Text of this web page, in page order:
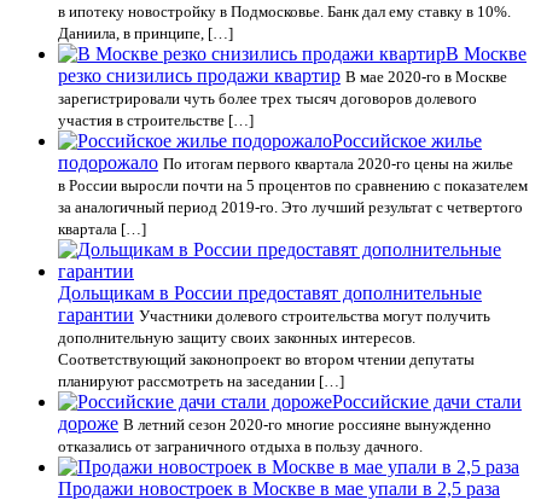
в ипотеку новостройку в Подмосковье. Банк дал ему ставку в 10%.
Даниила, в принципе, […]
В Москве
резко снизились продажи квартир В мае 2020-го в Москве
зарегистрировали чуть более трех тысяч договоров долевого
участия в строительстве […]
Российское жилье
подорожало По итогам первого квартала 2020-го цены на жилье
в России выросли почти на 5 процентов по сравнению с показателем
за аналогичный период 2019-го. Это лучший результат с четвертого
квартала […]
Дольщикам в России предоставят дополнительные
гарантии Участники долевого строительства могут получить
дополнительную защиту своих законных интересов.
Соответствующий законопроект во втором чтении депутаты
планируют рассмотреть на заседании […]
Российские дачи стали
дороже В летний сезон 2020-го многие россияне вынужденно
отказались от заграничного отдыха в пользу дачного.
Продажи новостроек в Москве в мае упали в 2,5 раза